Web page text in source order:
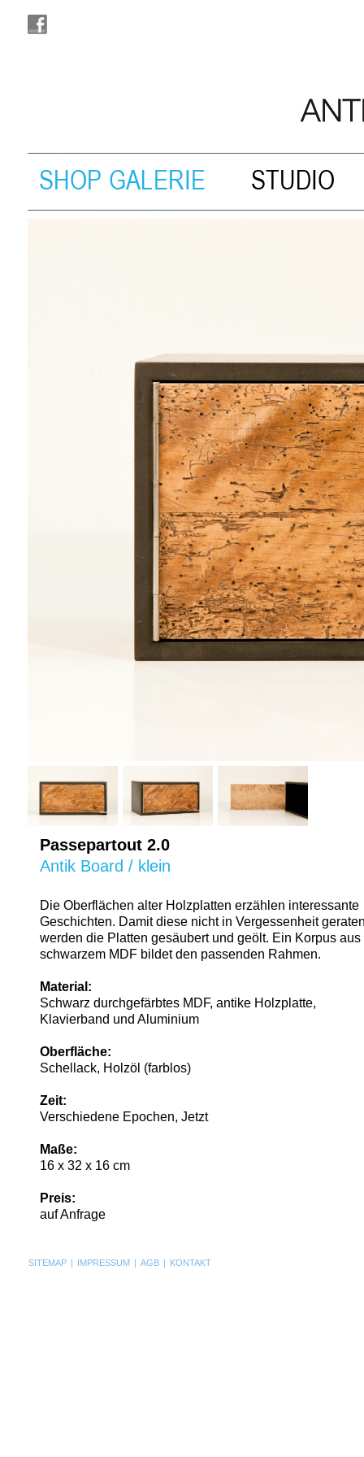
Passepartout 2.0
Antik Board / klein
Die Oberflächen alter Holzplatten erzählen interessante
Geschichten. Damit diese nicht in Vergessenheit
werden die Platten gesäubert und geölt. Ein Korpus aus
schwarzem MDF bildet den passenden Rahmen.
Material:
Schwarz durchgefärbtes MDF, antike Holzplatte,
Klavierband und Aluminium
Oberfläche:
Schellack, Holzöl (farblos)
Zeit:
Verschiedene Epochen, Jetzt
Maße:
16 x 32 x 16 cm
Preis:
auf Anfrage
SITEMAP | IMPRESSUM | AGB | KONTAKT